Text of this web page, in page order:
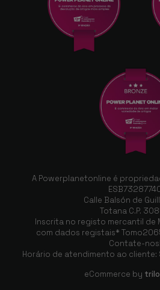
A Powerplanetonline é
Calle Balsón de
Totana C.P.
Inscrita no registo mercantil de
com dados registais*
Contate-nos!
Horário de atendimento ao
eCommerce by